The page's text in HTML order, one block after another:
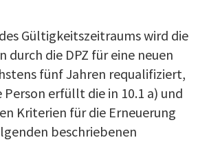
Gültigkeitszeitraums wird die
durch die DPZ für eine neuen
fünf Jahren requalifiziert,
erfüllt die in 10.1 a) und
Kriterien für die Erneuerung
beschriebenen